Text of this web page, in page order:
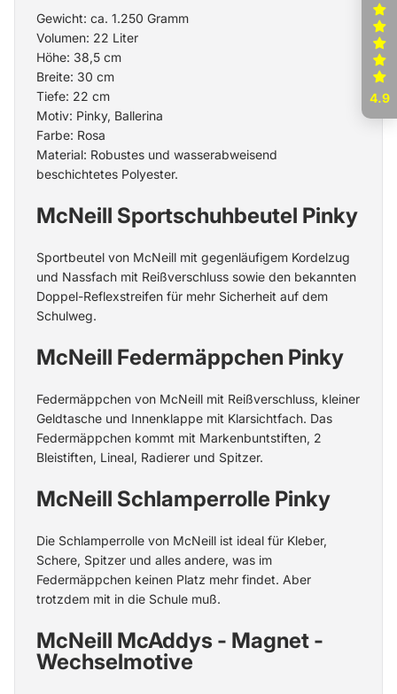
Gewicht: ca. 1.250 Gramm
Volumen: 22 Liter
Höhe: 38,5 cm
Breite: 30 cm
Tiefe: 22 cm
Motiv: Pinky, Ballerina
Farbe: Rosa
Material: Robustes und wasserabweisend
beschichtetes Polyester.
McNeill Sportschuhbeutel Pinky
Sportbeutel von McNeill mit gegenläufigem Kordelzug
und Nassfach mit Reißverschluss sowie den bekannten
Doppel-Reflexstreifen für mehr Sicherheit auf dem
Schulweg.
McNeill Federmäppchen Pinky
Federmäppchen von McNeill mit Reißverschluss, kleiner
Geldtasche und Innenklappe mit Klarsichtfach. Das
Federmäppchen kommt mit Markenbuntstiften, 2
Bleistiften, Lineal, Radierer und Spitzer.
McNeill Schlamperrolle Pinky
Die Schlamperrolle von McNeill ist ideal für Kleber,
Schere, Spitzer und alles andere, was im
Federmäppchen keinen Platz mehr findet. Aber
trotzdem mit in die Schule muß.
McNeill McAddys - Magnet -
Wechselmotive
4.9